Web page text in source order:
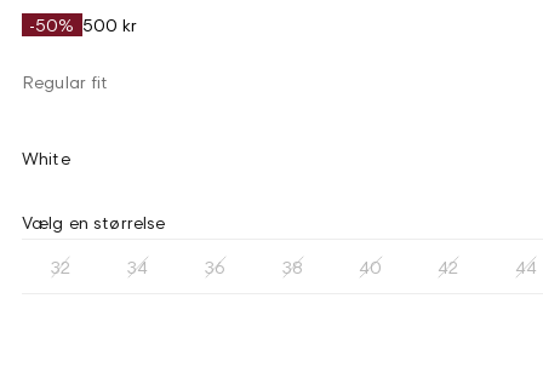
-50% 500 kr
Regular fit
White
Vælg en størrelse
32 34 36 38 40 42 44